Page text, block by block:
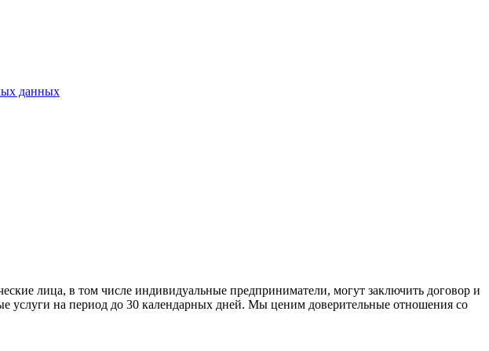
данных
лица, в том числе индивидуальные предприниматели, могут заключить договор и
услуги на период до 30 календарных дней. Мы ценим доверительные отношения со